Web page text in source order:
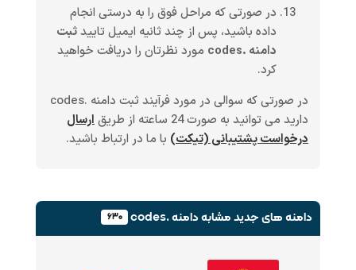
در صورتی که مراحل فوق را به درستی انجام
داده باشید، پس از چند ثانیه ایمیل تاییدثبت
دامنه .codes
مورد نظرتان را دریافت خواهید
کرد.
در صورتی که سوالی در مورد فرآیند ثبت دامنه .codes
دارید می توانید به صورت 24 ساعته از طریق
ارسال
درخواست پشتیبانی (تیکت) با ما در ارتباط باشید.
دامنه های جدیدمشابه دامنه .codes ۶۳۰